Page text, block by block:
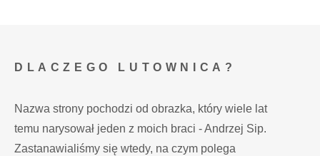
DLACZEGO LUTOWNICA?
Nazwa strony pochodzi od obrazka, który wiele lat
temu narysował jeden z moich braci - Andrzej Sip.
Zastanawialiśmy się wtedy, na czym polega